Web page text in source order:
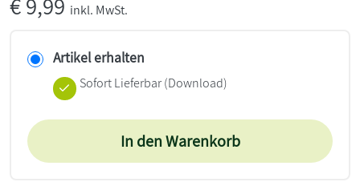
inkl. MwSt.
Artikel erhalten
Sofort Lieferbar (Download)
In den Warenkorb